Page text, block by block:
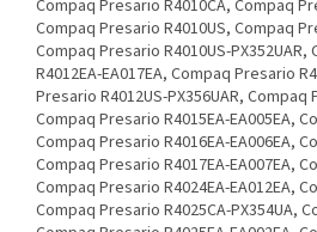
Compaq Presario R4010CA, Compaq
Compaq Presario R4010US, Compaq
Compaq Presario R4010US-
R4012EA-EA017EA, Compaq Presario
Presario R4012US-PX356UAR, Compaq
Compaq Presario R4015EA-EA005EA,
Compaq Presario R4016EA-EA006EA,
Compaq Presario R4017EA-EA007EA,
Compaq Presario R4024EA-EA012EA,
Compaq Presario R4025CA-PX354UA,